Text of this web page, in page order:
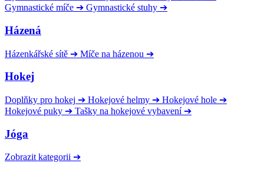
Gymnastické míče ➔ Gymnastické stuhy ➔
Házená
Házenkářské sítě ➔ Míče na házenou ➔
Hokej
Doplňky pro hokej ➔ Hokejové helmy ➔ Hokejové hole ➔
Hokejové puky ➔ Tašky na hokejové vybavení ➔
Jóga
Zobrazit kategorii ➔